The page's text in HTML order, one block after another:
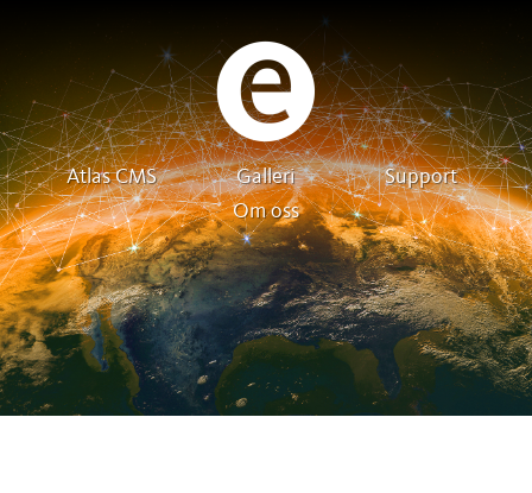
Atlas CMS Galleri
Support
Om oss